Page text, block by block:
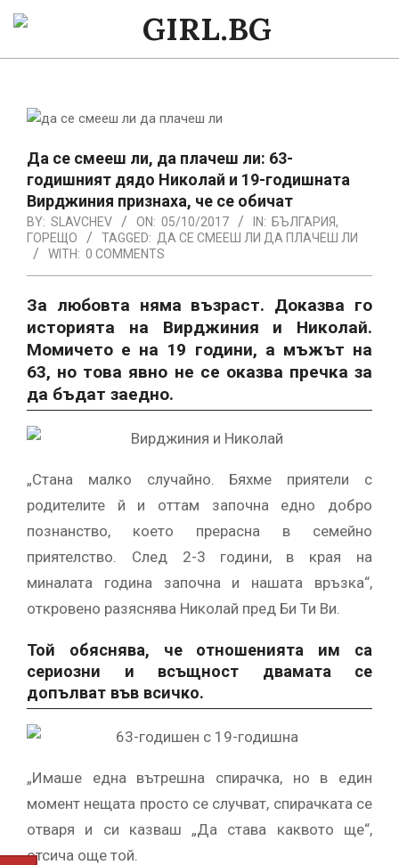
Skip
content
GIRL.BG
Navigation
Да се смееш ли, да плачеш ли: 63-
годишният дядо Николай и 19-годишната
Вирджиния признаха, че се обичат
BY: SLAVCHEV ON: 05/10/2017 IN: БЪЛГАРИЯ,
ГОРЕЩО
TAGGED: ДА СЕ СМЕЕШ ЛИ ДА ПЛАЧЕШ ЛИ
WITH: 0 COMMENTS
За любовта няма възраст. Доказва го
историята на Вирджиния и Николай.
Момичето е на 19 години, а мъжът на
63, но това явно не се оказва пречка за
да бъдат заедно.
„Стана малко случайно. Бяхме приятели с
родителите й и оттам започна едно добро
познанство, което прерасна в семейно
приятелство. След 2-3 години, в края на
миналата година започна и нашата връзка“,
откровено разяснява Николай пред Би Ти Ви.
Той обяснява, че отношенията им са
сериозни и всъщност двамата се
допълват във всичко.
„Имаше една вътрешна спирачка, но в един
момент нещата просто се случват, спирачката се
отваря и си казваш „Да става каквото ще“,
отсича още той.